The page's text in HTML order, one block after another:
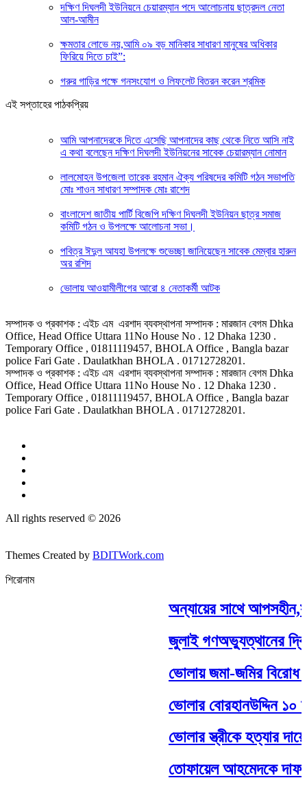
দক্ষিণ দিঘলদী ইউনিয়নে চেয়ারম্যান পদে আলোচনায় ছাত্রদল নেতা
আল-আমীন
ক্ষমতার লোভে নয়,আমি ০৯ বড় মানিকার সাধারণ মানুষের অধিকার
ফিরিয়ে দিতে চাই”:
গরুর গাড়ির পক্ষে গনসংযোগ ও লিফলেট বিতরন করেন শ্রমিক
এই সপ্তাহের পাঠকপ্রিয়
আমি আপনাদেরকে দিতে এসেছি আপনাদের কাছ থেকে নিতে আসি নাই
এ কথা বলেছেন দক্ষিণ দিঘলদী ইউনিয়নের সাবেক চেয়ারম্যান নোমান
লালমোহন উপজেলা তারেক রহমান ঐক্য পরিষদের কমিটি গঠন সভাপতি
মোঃ শাওন সাধারণ সম্পাদক মোঃ রাশেদ
বাংলাদেশ জাতীয় পার্টি বিজেপি দক্ষিণ দিঘলদী ইউনিয়ন ছাত্র সমাজ
কমিটি গঠন ও উপলক্ষে আলোচনা সভা।
পবিত্র ঈদুল আযহা উপলক্ষে শুভেচ্ছা জানিয়েছেন সাবেক মেম্বার হারুন
অর রশিদ
ভোলায় আওয়ামীলীগের আরো ৪ নেতাকর্মী আটক
সম্পাদক ও প্রকাশক : এইচ এম এরশাদ ব্যবস্থাপনা সম্পাদক : মারজান বেগম Dhka
Office, Head Office Uttara 11No House No . 12 Dhaka 1230 .
Temporary Office , 01811119457, BHOLA Office , Bangla bazar
police Fari Gate . Daulatkhan BHOLA . 01712728201.
সম্পাদক ও প্রকাশক : এইচ এম এরশাদ ব্যবস্থাপনা সম্পাদক : মারজান বেগম Dhka
Office, Head Office Uttara 11No House No . 12 Dhaka 1230 .
Temporary Office , 01811119457, BHOLA Office , Bangla bazar
police Fari Gate . Daulatkhan BHOLA . 01712728201.
All rights reserved © 2026
Themes Created by BDITWork.com
শিরোনাম
অন্যায়ের সাথে
জুলাই গণঅভ্যুত্থানের
ভোলায় জমা-জমির বিরোধ
ভোলার বোরহানউদ্দিন ১০
ভোলার স্ত্রীকে হত্যার
তোফায়েল আহমেদকে